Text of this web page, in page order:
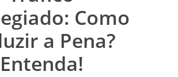
Como
a Pena?
Entenda!